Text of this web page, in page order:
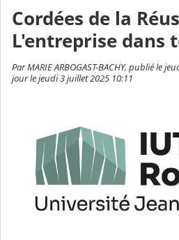
Cordées de la
L'entreprise dans
Par MARIE ARBOGAST-BACHY, publié le
jour le jeudi 3 juillet 2025 10:11